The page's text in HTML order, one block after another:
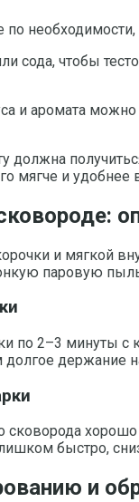
по
сода, чтобы
и аромата
должна
мягче и удобнее
и мягкой
паровую
по 2–3 минуты с
долгое
сковорода
быстро,
и